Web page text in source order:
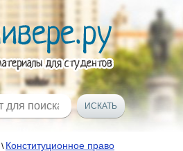
\ Конституционное право